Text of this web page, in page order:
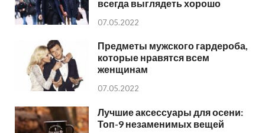
всегда выглядеть хорошо
07.05.2022
Предметы мужского гардероба,
которые нравятся всем
женщинам
07.05.2022
Лучшие аксессуары для осени:
Топ-9 незаменимых вещей